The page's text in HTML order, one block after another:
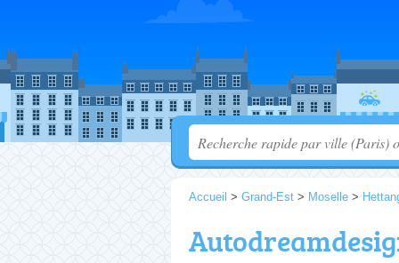
Accueil > Grand-Est > Moselle >